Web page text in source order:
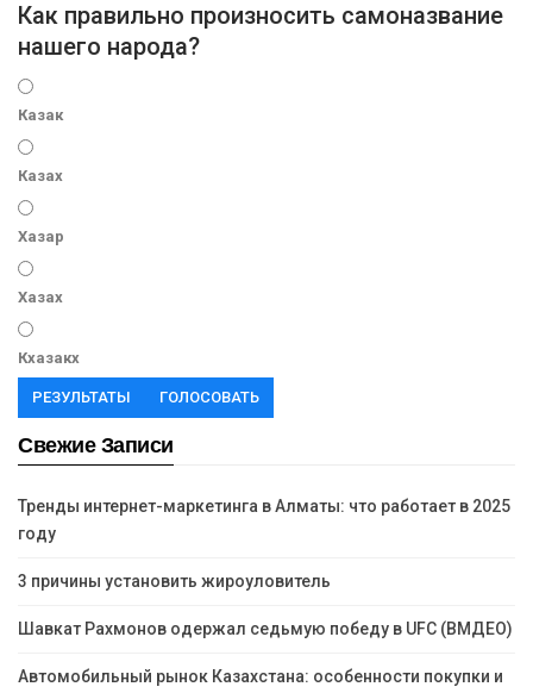
Как правильно произносить самоназвание
нашего народа?
Казак
Казах
Хазар
Хазах
Кхазакх
РЕЗУЛЬТАТЫ ГОЛОСОВАТЬ
Свежие Записи
Тренды интернет-маркетинга в Алматы: что работает в 2025
году
3 причины установить жироуловитель
Шавкат Рахмонов одержал седьмую победу в UFC (ВМДЕО)
Автомобильный рынок Казахстана: особенности покупки и